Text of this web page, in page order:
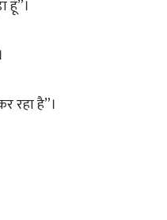
हूं”।
रहा है”।